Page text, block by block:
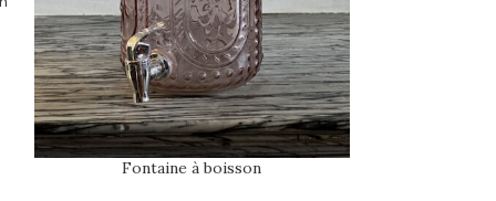
Fontaine à boisson